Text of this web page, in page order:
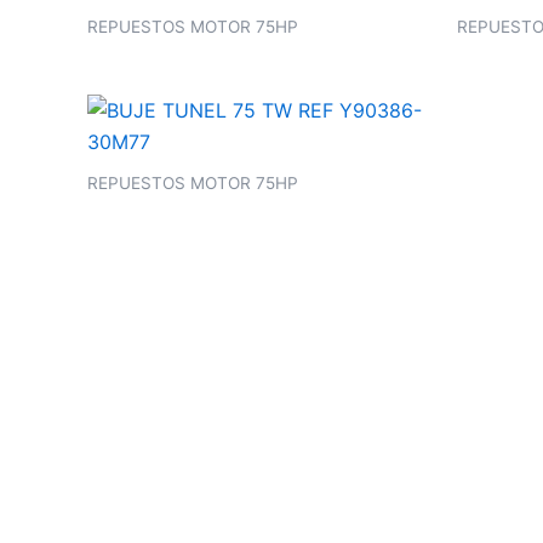
REPUESTOS MOTOR 75HP
REPUESTOS MOTOR 75HP